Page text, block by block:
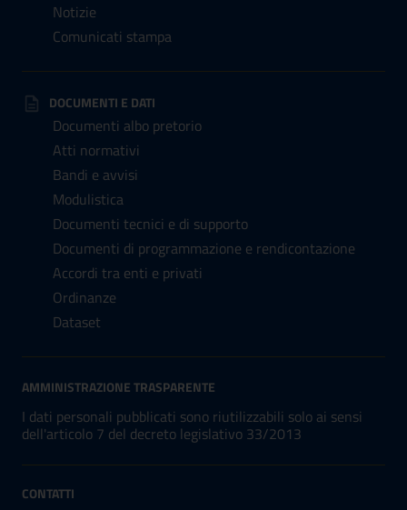
Notizie
Comunicati stampa
DOCUMENTI E DATI
Documenti albo pretorio
Atti normativi
Bandi e avvisi
Modulistica
Documenti tecnici e di supporto
Documenti di programmazione e rendicontazione
Accordi tra enti e privati
Ordinanze
Dataset
AMMINISTRAZIONE TRASPARENTE
I dati personali pubblicati sono riutilizzabili solo ai sensi
dell'articolo 7 del decreto legislativo 33/2013
CONTATTI